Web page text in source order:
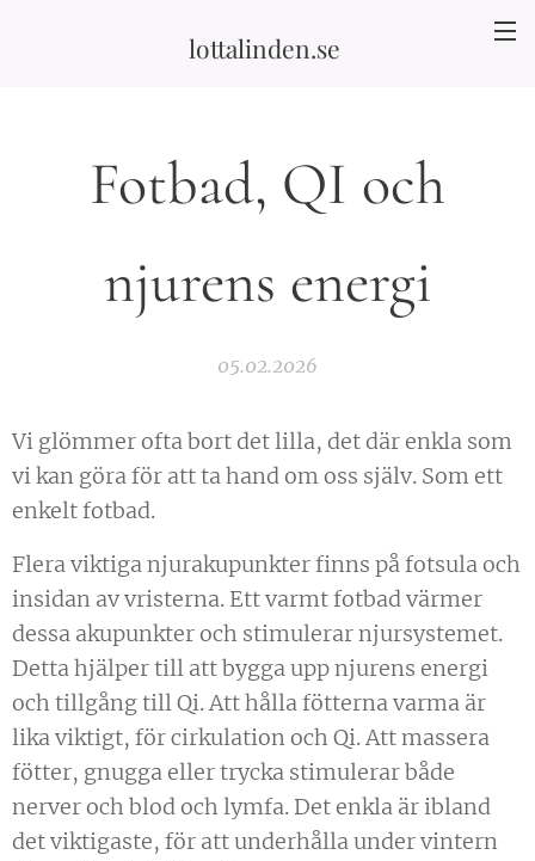
lottalinden.se
Fotbad, QI och
njurens energi
05.02.2026
Vi glömmer ofta bort det lilla, det där enkla som
vi kan göra för att ta hand om oss själv. Som ett
enkelt fotbad.
Flera viktiga njurakupunkter finns på fotsula och
insidan av vristerna. Ett varmt fotbad värmer
dessa akupunkter och stimulerar njursystemet.
Detta hjälper till att bygga upp njurens energi
och tillgång till Qi. Att hålla fötterna varma är
lika viktigt, för cirkulation och Qi. Att massera
fötter, gnugga eller trycka stimulerar både
nerver och blod och lymfa. Det enkla är ibland
det viktigaste, för att underhålla under vintern